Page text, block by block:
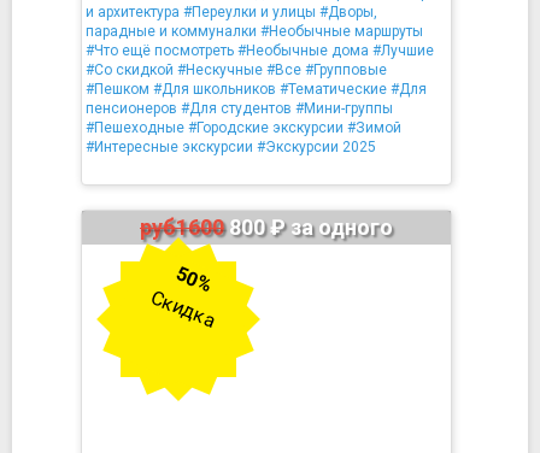
и архитектура #Переулки и улицы #Дворы,
парадные и коммуналки #Необычные маршруты
#Что ещё посмотреть #Необычные дома #Лучшие
#Со скидкой #Нескучные #Все #Групповые
#Пешком #Для школьников #Тематические #Для
пенсионеров #Для студентов #Мини-группы
#Пешеходные #Городские экскурсии #Зимой
#Интересные экскурсии #Экскурсии 2025
руб1600800 ₽ за одного
50%
Скидка